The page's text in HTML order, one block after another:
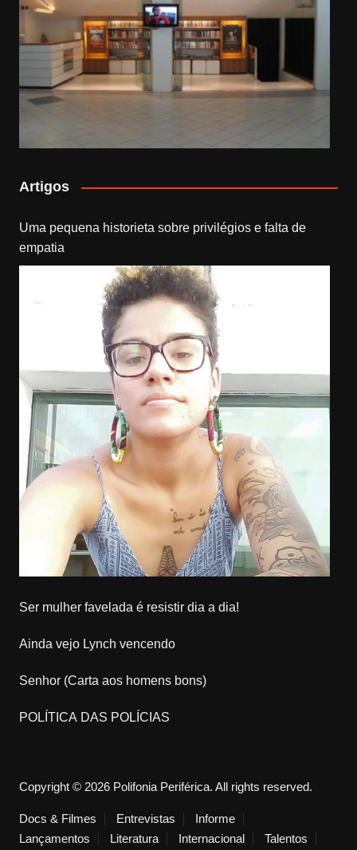
Artigos
Uma pequena historieta sobre privilégios e falta de
empatia
Ser mulher favelada é resistir dia a dia!
Ainda vejo Lynch vencendo
Senhor (Carta aos homens bons)
POLÍTICA DAS POLÍCIAS
Copyright © 2026 Polifonia Periférica. All rights reserved.
Docs & Filmes Entrevistas
Informe
Lançamentos
Literatura Internacional Talentos